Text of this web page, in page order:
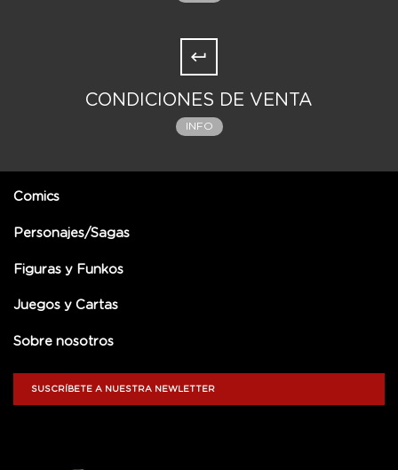
CONDICIONES DE VENTA
INFO
Comics
Personajes/Sagas
Figuras y Funkos
Juegos y Cartas
Sobre nosotros
SUSCRÍBETE A NUESTRA NEWLETTER